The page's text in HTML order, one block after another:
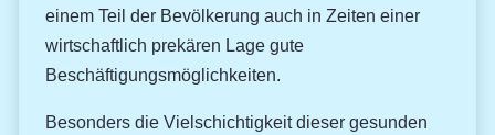
einem Teil der Bevölkerung auch in Zeiten einer
wirtschaftlich prekären Lage gute
Beschäftigungsmöglichkeiten.
Besonders die Vielschichtigkeit dieser gesunden